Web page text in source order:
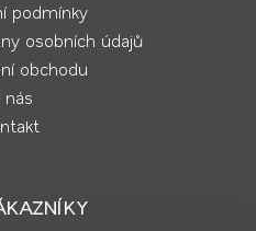
podmínky
osobních údajů
obchodu
nás